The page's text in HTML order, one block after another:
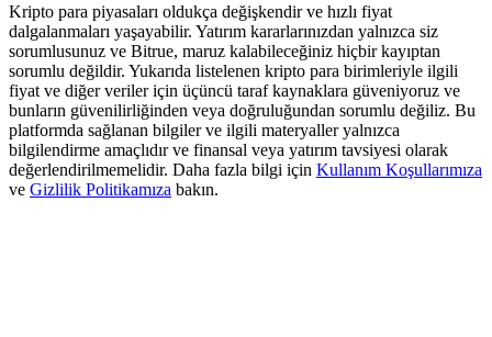
Exclusive for BitMart Users
Register & Trade to Win 500,000 USDT
Precious Metals Trading Carnival
Kripto para piyasaları oldukça değişkendir ve hızlı fiyat
dalgalanmaları yaşayabilir. Yatırım kararlarınızdan yalnızca siz
sorumlusunuz ve Bitrue, maruz kalabileceğiniz hiçbir kayıptan
sorumlu değildir. Yukarıda listelenen kripto para birimleriyle ilgili
fiyat ve diğer veriler için üçüncü taraf kaynaklara güveniyoruz ve
bunların güvenilirliğinden veya doğruluğundan sorumlu değiliz. Bu
platformda sağlanan bilgiler ve ilgili materyaller yalnızca
bilgilendirme amaçlıdır ve finansal veya yatırım tavsiyesi olarak
değerlendirilmemelidir. Daha fazla bilgi için Kullanım Koşullarımıza
ve Gizlilik Politikamıza bakın.